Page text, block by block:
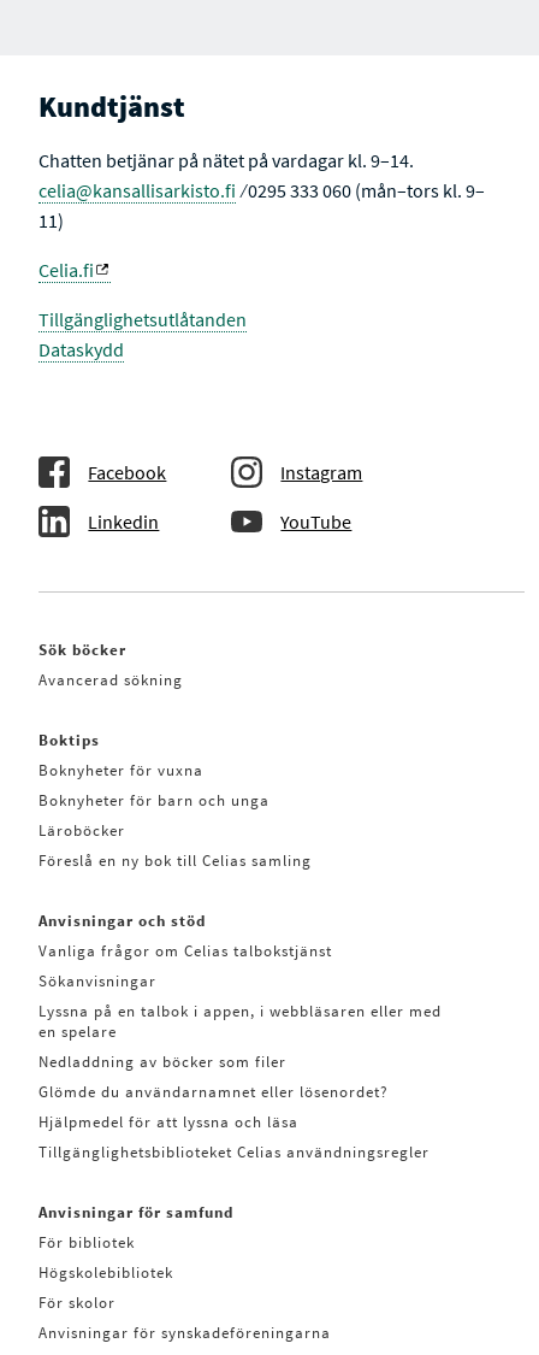
Kundtjänst
Chatten betjänar på nätet på vardagar kl. 9–14.
celia@kansallisarkisto.fi ⁄ 0295 333 060 (mån–tors kl. 9–
11)
Celia.fi
Tillgänglighetsutlåtanden
Dataskydd
Facebook Instagram
Linkedin YouTube
Sök böcker
Avancerad sökning
Boktips
Boknyheter för vuxna
Boknyheter för barn och unga
Läroböcker
Föreslå en ny bok till Celias samling
Anvisningar och stöd
Vanliga frågor om Celias talbokstjänst
Sökanvisningar
Lyssna på en talbok i appen, i webbläsaren eller med
en spelare
Nedladdning av böcker som filer
Glömde du användarnamnet eller lösenordet?
Hjälpmedel för att lyssna och läsa
Tillgänglighetsbiblioteket Celias användningsregler
Anvisningar för samfund
För bibliotek
Högskolebibliotek
För skolor
Anvisningar för synskadeföreningarna